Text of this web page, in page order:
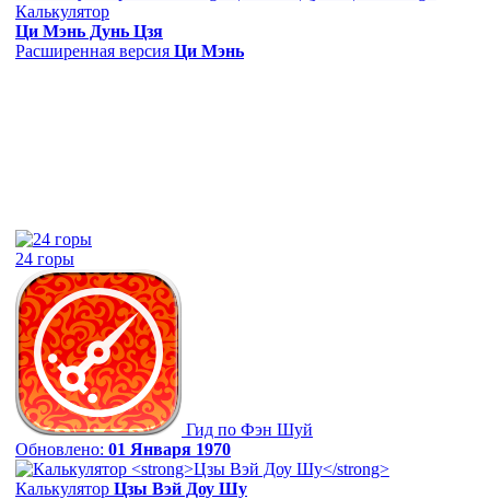
Калькулятор
Ци Мэнь Дунь Цзя
Расширенная версия Ци Мэнь
24 горы
Гид по Фэн Шуй
Обновлено: 01 Января 1970
Калькулятор Цзы Вэй Доу Шу